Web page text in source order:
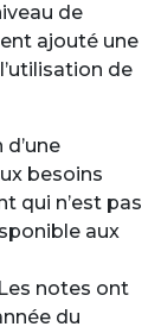
de
ajouté une
de
besoins
qui n’est pas
aux
notes ont
du